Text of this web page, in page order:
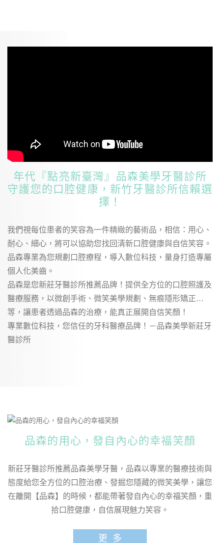
年代『點亮新臺灣』品森美學牙醫診所
守護您的口腔健康，新竹牙醫診所信賴選
擇！
我們視每位患者的笑容為一件精緻的藝術品，相信：用心、
耐心、細心，將可以協助您找回清新口腔健康與自信笑容。
品森專業為您規劃口腔療程，導入數位科技，量身打造專屬
個人化美齒。
品森是您新莊牙醫診所推薦品牌！提供全方位的口腔照護及
醫療服務，以微創手術、微笑美學規劃、無痕隱形矯正…
等，讓患者透過品森的治療，能真正展開自信笑顏！
專業數位科技，您信任的牙科醫療品牌！－品森美學新莊牙
醫診所
品森的用心，發自內心的幸福笑顏
新莊牙醫診所推薦品森美學牙醫，品森以專業的醫療技術與
態度給您全方位的口腔治療、發掘您隱藏的微笑美學，讓您
在離開【品森】的時候，都能帶著發自內心的幸福笑顏，重
拾口腔健康，自信展現魅力笑容。
更多